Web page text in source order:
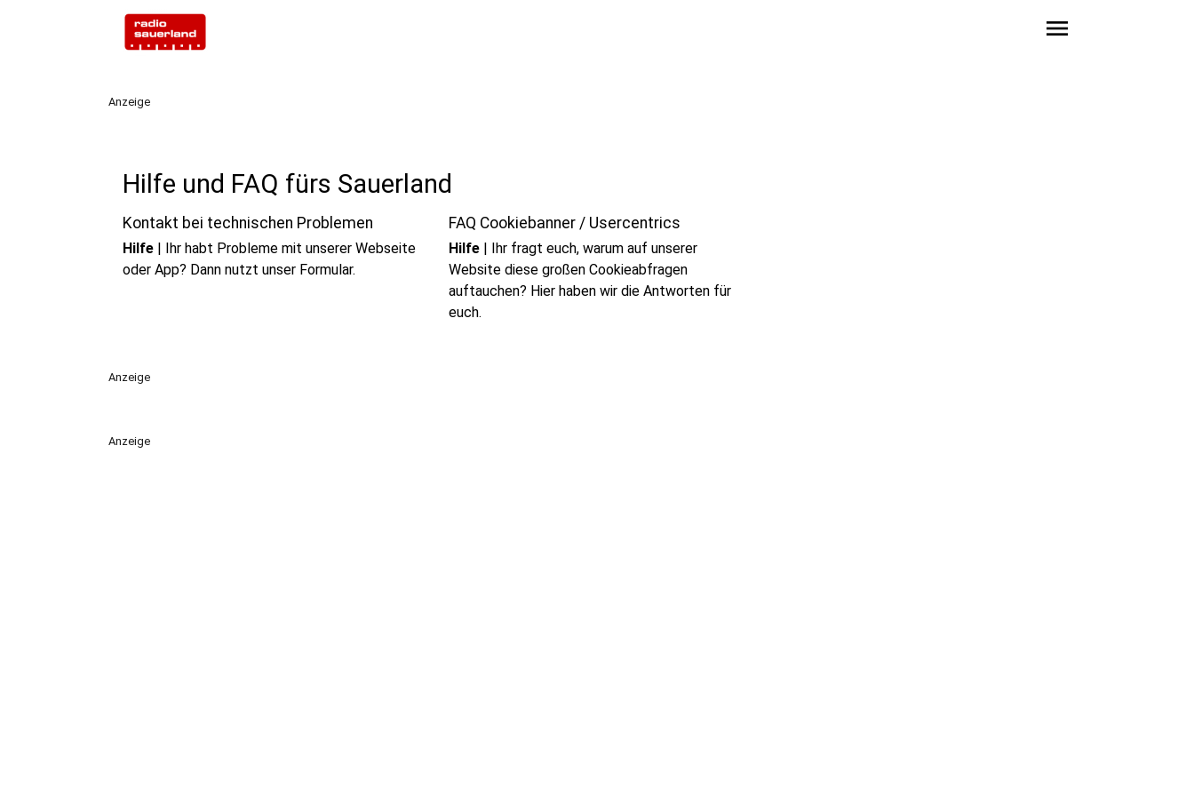
menu
Anzeige
Hilfe und FAQ fürs Sauerland
Kontakt bei technischen Problemen
Hilfe | Ihr habt Probleme mit unserer Webseite
oder App? Dann nutzt unser Formular.
FAQ Cookiebanner / Usercentrics
Hilfe| Ihr fragt euch, warum auf unserer
Website diese großen Cookieabfragen
auftauchen? Hier haben wir die Antworten für
euch.
Anzeige
Anzeige